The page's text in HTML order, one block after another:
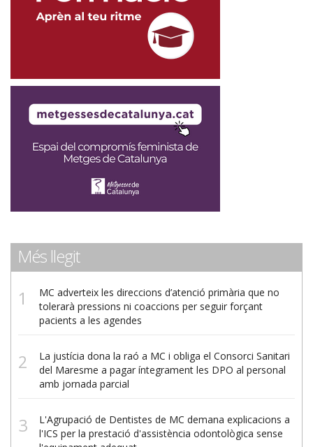
Més llegit
MC adverteix les direccions d’atenció primària que no
tolerarà pressions ni coaccions per seguir forçant
pacients a les agendes
La justícia dona la raó a MC i obliga el Consorci Sanitari
del Maresme a pagar íntegrament les DPO al personal
amb jornada parcial
L'Agrupació de Dentistes de MC demana explicacions a
l'ICS per la prestació d'assistència odontològica sense